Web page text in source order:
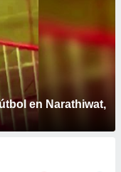
en Narathiwat,